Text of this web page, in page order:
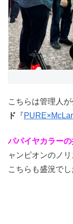
こちらは管理人
ド 『
パパイヤカラー
ャンピオンのノ
こちらも盛況でし